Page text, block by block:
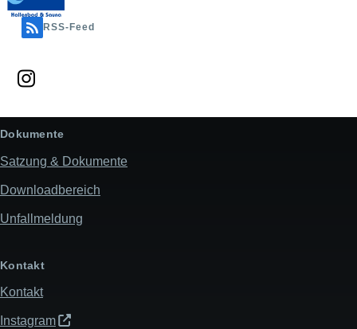
RSS-Feed
Dokumente
Satzung & Dokumente
Downloadbereich
Unfallmeldung
Kontakt
Kontakt
Instagram